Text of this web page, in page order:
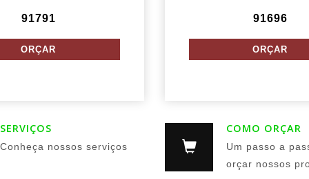
91791 91696
SERVIÇOS
Conheça nossos serviços
COMO ORÇAR
Um passo a
orçar nossos